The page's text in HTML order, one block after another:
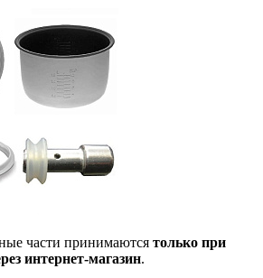
части принимаются только при
интернет-магазин.